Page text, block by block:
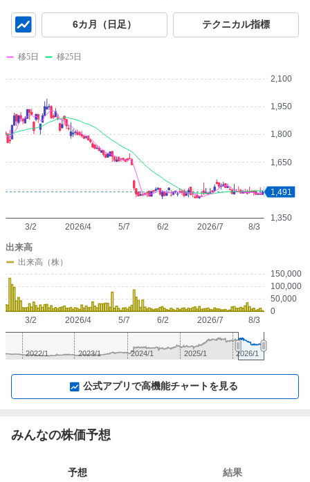
6カ月（日足） テクニカル指標
1,350
1,500
1,650
1,800
1,950
2,100
2026/4 2026/7
3/2 5/7 6/2 8/3
1,491
移5日 移25日
0
50,000
100,000
150,000
2026/4 2026/7
3/2 5/7 6/2 8/3
出来高
出来高（株）
2023/1 2025/1
2022/1 2024/1 2026/1
公式アプリで高機能チャートを見る
みんなの株価予想
予想 結果